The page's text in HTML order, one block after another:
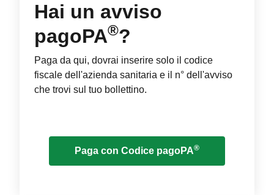
Hai un avviso
pagoPA®?
Paga da qui, dovrai inserire solo il codice
fiscale dell'azienda sanitaria e il n° dell'avviso
che trovi sul tuo bollettino.
Paga con Codice pagoPA®